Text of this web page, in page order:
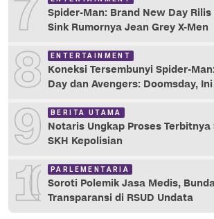
7
Spider-Man: Brand New Day
Sink Rumornya Jean Grey X-Men
8 ENTERTAINMENT
Koneksi Tersembunyi Spider-
Day dan Avengers: Doomsday,
9 BERITA UTAMA
Notaris Ungkap Proses Terbitnya
SKH Kepolisian
10 PARLEMENTARIA
Soroti Polemik Jasa Medis,
Transparansi di RSUD Undata